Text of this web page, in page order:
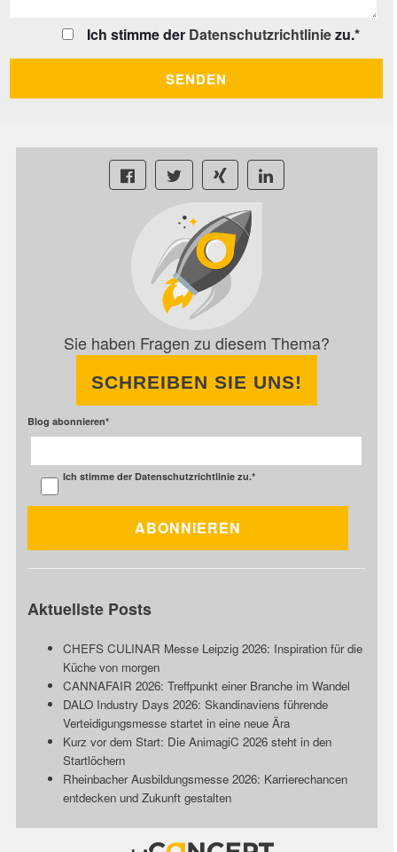
Ich stimme der Datenschutzrichtliniezu.*
Sie haben Fragen zu diesem Thema?
SCHREIBEN SIE UNS!
Blog abonnieren*
Ich stimme der Datenschutzrichtlinie zu.*
Aktuellste Posts
CHEFS CULINAR Messe Leipzig 2026: Inspiration für die
Küche von morgen
CANNAFAIR 2026: Treffpunkt einer Branche im Wandel
DALO Industry Days 2026: Skandinaviens führende
Verteidigungsmesse startet in eine neue Ära
Kurz vor dem Start: Die AnimagiC 2026 steht in den
Startlöchern
Rheinbacher Ausbildungsmesse 2026: Karrierechancen
entdecken und Zukunft gestalten